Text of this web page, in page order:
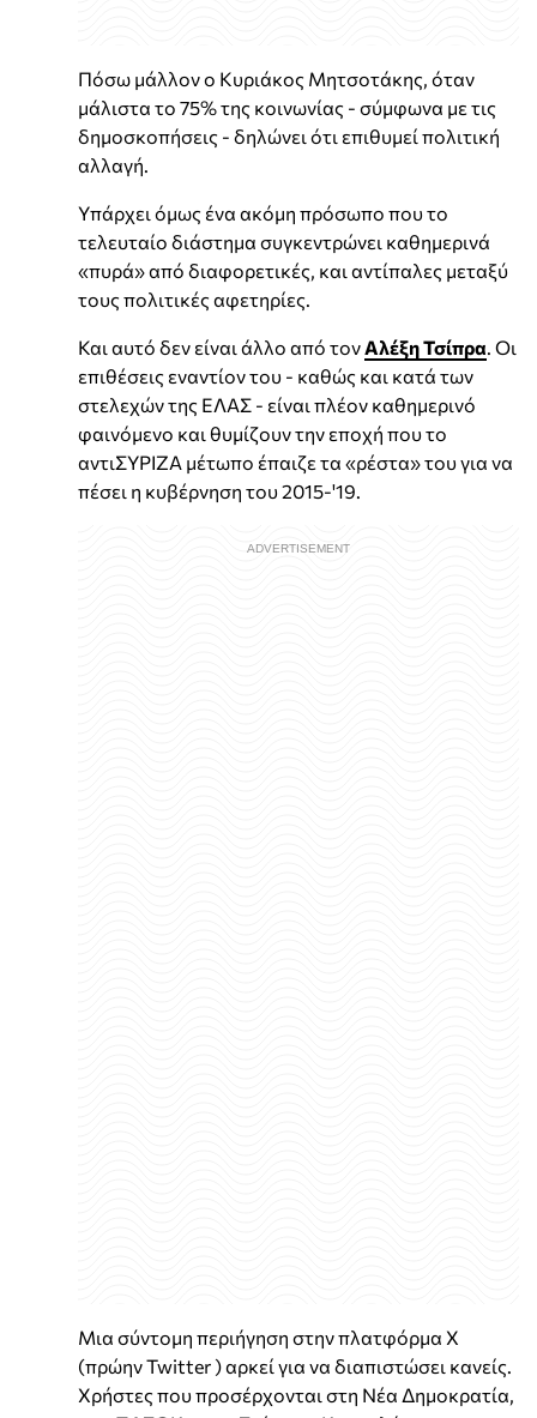
Πόσω μάλλον ο Κυριάκος Μητσοτάκης, όταν
μάλιστα το 75% της κοινωνίας - σύμφωνα με τις
δημοσκοπήσεις - δηλώνει ότι επιθυμεί πολιτική
αλλαγή.
Υπάρχει όμως ένα ακόμη πρόσωπο που το
τελευταίο διάστημα συγκεντρώνει καθημερινά
«πυρά» από διαφορετικές, και αντίπαλες μεταξύ
τους πολιτικές αφετηρίες.
Και αυτό δεν είναι άλλο από τον Αλέξη Τσίπρα . Οι
επιθέσεις εναντίον του - καθώς και κατά των
στελεχών της ΕΛΑΣ - είναι πλέον καθημερινό
φαινόμενο και θυμίζουν την εποχή που το
αντιΣΥΡΙΖΑ μέτωπο έπαιζε τα «ρέστα» του για να
πέσει η κυβέρνηση του 2015-'19.
Μια σύντομη περιήγηση στην πλατφόρμα Χ
(πρώην Twitter ) αρκεί για να διαπιστώσει κανείς.
Χρήστες που προσέρχονται στη Νέα Δημοκρατία,